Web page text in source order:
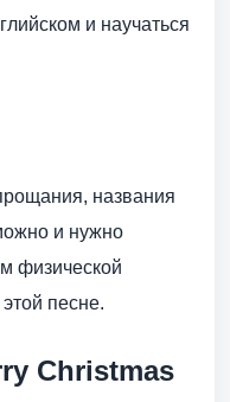
и научаться
названия
и нужно
физической
песне.
Christmas